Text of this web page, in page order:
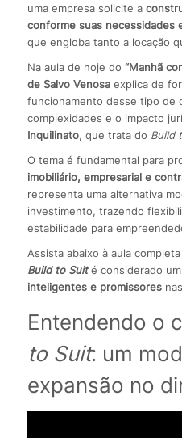
uma empresa solicite a
conforme suas necessidades
que engloba tanto a locação
Na aula de hoje do “Manhã
de Salvo Venosaexplica de
funcionamento desse tipo de
complexidades e o impacto
Inquilinato, que trata do Build
O tema é fundamental para
imobiliário, empresarial e
representa uma alternativa
investimento, trazendo
estabilidade para
Assista abaixo à aula
Build to Suité considerado um
inteligentes e promissores
Entendendo o
to Suit: um
expansão no